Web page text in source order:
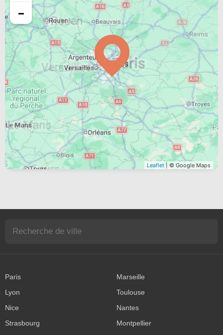
−
Leaflet | © Google Maps
Paris
Marseille
Lyon
Toulouse
Nice
Nantes
Strasbourg
Montpellier